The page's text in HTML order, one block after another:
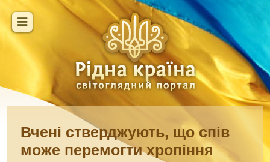
Вчені стверджують, що спів
може перемогти хропіння